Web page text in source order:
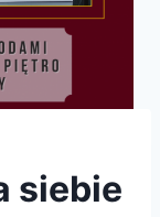
siebie